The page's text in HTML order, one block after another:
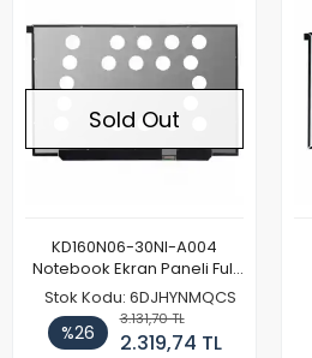
Sold Out
KD160N06-30NI-A004
Notebook Ekran Paneli Full
HD
Stok Kodu: 6DJHYNMQCS
%26
3.131,70 TL
2.319,74 TL